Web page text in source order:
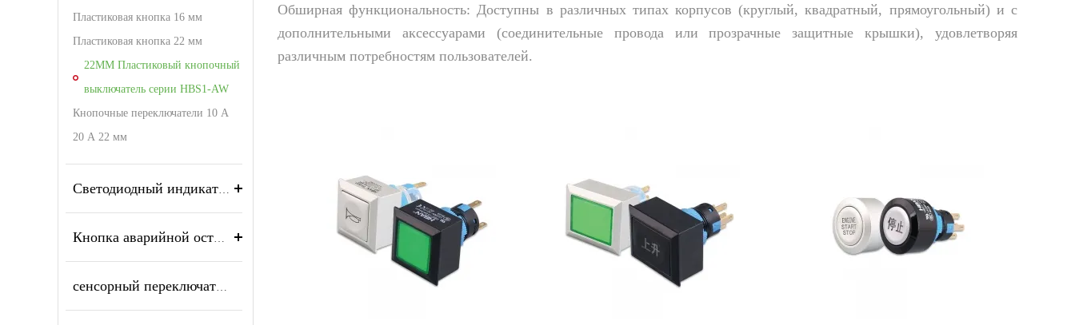
Пластиковая кнопка 16 мм
Пластиковая кнопка 22 мм
22MM Пластиковый кнопочный
выключатель серии HBS1-AW
Кнопочные переключатели 10 А
20 А 22 мм
Обширная функциональность: Доступны в различных типах корпусов (круглый, квадратный, прямоугольный) и с
дополнительными аксессуарами (соединительные провода или прозрачные защитные крышки), удовлетворяя
различным потребностям пользователей.